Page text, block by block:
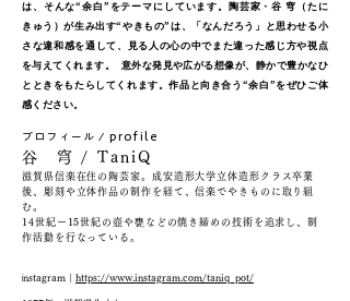
は、そんな“余白”をテーマにしています。陶芸家・谷 穹（たに
きゅう）が生み出す“やきもの”は、「なんだろう」と思わせる小
さな違和感を通して、見る人の心の中でまた違った感じ方や視点
を与えてくれます。 意外な発見や広がる想像が、静かで豊かなひ
とときをもたらしてくれます。作品と向き合う“余白”をぜひご体
感ください。
プロフィール / profile
谷 穹 / TaniQ
滋賀県信楽在住の陶芸家。成安造形大学立体造形クラス卒業
後、彫刻や立体作品の制作を経て、信楽でやきものに取り組
む。
14世紀ー15世紀の壺や甕などの焼き締めの技術を追求し、制
作活動を行なっている。
instagram | https://www.instagram.com/taniq_pot/